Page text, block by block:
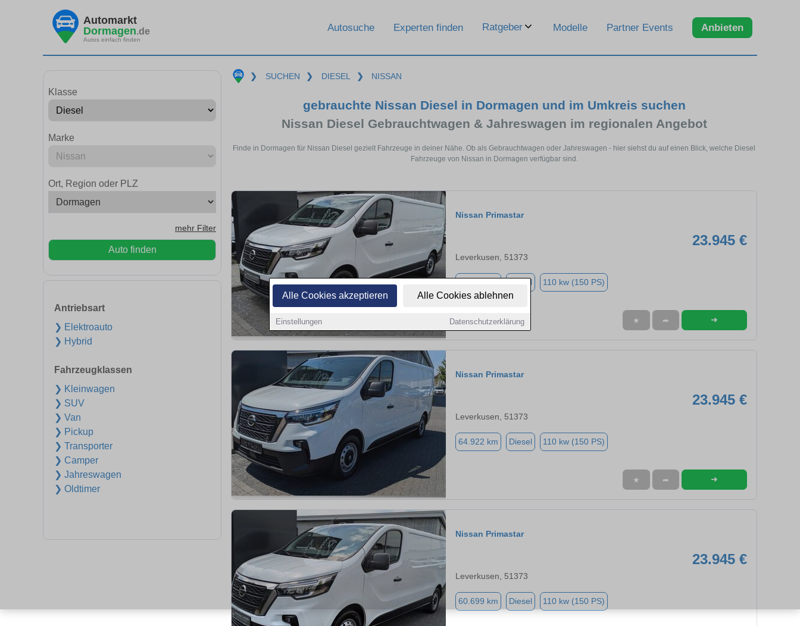
Alle Cookies akzeptieren Alle Cookies ablehnen
Einstellungen Datenschutzerklärung
Automarkt
Dormagen.de
Autos einfach finden
Autosuche Experten finden Ratgeber Modelle Partner Events Anbieten
Klasse
Marke
Ort, Region oder PLZ
mehr Filter
Auto finden
Antriebsart
❯ Elektroauto
❯ Hybrid
Fahrzeugklassen
❯ Kleinwagen
❯ SUV
❯ Van
❯ Pickup
❯ Transporter
❯ Camper
❯ Jahreswagen
❯ Oldtimer
❯ SUCHEN ❯ DIESEL ❯ NISSAN
gebrauchte Nissan Diesel in Dormagen und im Umkreis suchen
Nissan Diesel Gebrauchtwagen & Jahreswagen im regionalen Angebot
Finde in Dormagen für Nissan Diesel gezielt Fahrzeuge in deiner Nähe. Ob als Gebrauchtwagen oder Jahreswagen - hier siehst du auf einen Blick, welche Diesel
Fahrzeuge von Nissan in Dormagen verfügbar sind.
Nissan Primastar
23.945 €
Leverkusen, 51373
Diesel 110 kw (150 PS)
★ ➦ ➜
Nissan Primastar
23.945 €
Leverkusen, 51373
64.922 km Diesel 110 kw (150 PS)
★ ➦ ➜
Nissan Primastar
23.945 €
Leverkusen, 51373
60.699 km Diesel 110 kw (150 PS)